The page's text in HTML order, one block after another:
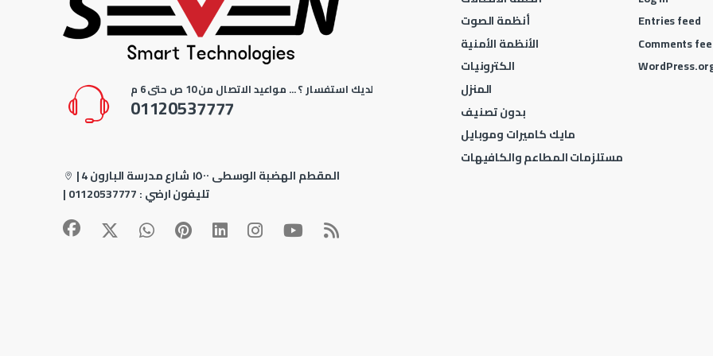
لديك استفسار ؟ ... مواعيد الاتصال من 10 ص حتى 6 م
01120537777
|
4 المقطم الهضبة الوسطى ١٥٠٠ شارع مدرسة البارون
| تليفون ارضي :01120537777
أنظمة الصوت
الأنظمة الأمنية
الكترونيات
المنزل
بدون تصنيف
مايك كاميرات وموبايل
مستلزمات المطاعم والكافيهات
Entries feed
Comments